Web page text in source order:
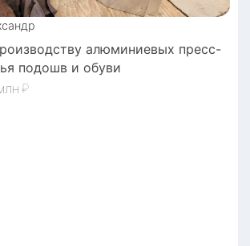
алюминиевых пресс-
подошв и обуви
₽